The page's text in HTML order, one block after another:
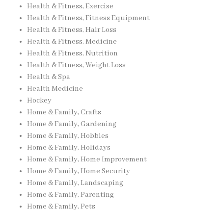
Health & Fitness, Exercise
Health & Fitness, Fitness Equipment
Health & Fitness, Hair Loss
Health & Fitness, Medicine
Health & Fitness, Nutrition
Health & Fitness, Weight Loss
Health & Spa
Health Medicine
Hockey
Home & Family, Crafts
Home & Family, Gardening
Home & Family, Hobbies
Home & Family, Holidays
Home & Family, Home Improvement
Home & Family, Home Security
Home & Family, Landscaping
Home & Family, Parenting
Home & Family, Pets